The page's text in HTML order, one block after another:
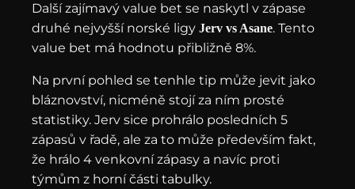
Další zajímavý value bet se naskytl v zápase
druhé nejvyšší norské ligy Jerv vs Asane. Tento
value bet má hodnotu přibližně 8%.
Na první pohled se tenhle tip může jevit jako
bláznovství, nicméně stojí za ním prosté
statistiky. Jerv sice prohrálo posledních 5
zápasů v řadě, ale za to může především fakt,
že hrálo 4 venkovní zápasy a navíc proti
týmům z horní části tabulky.